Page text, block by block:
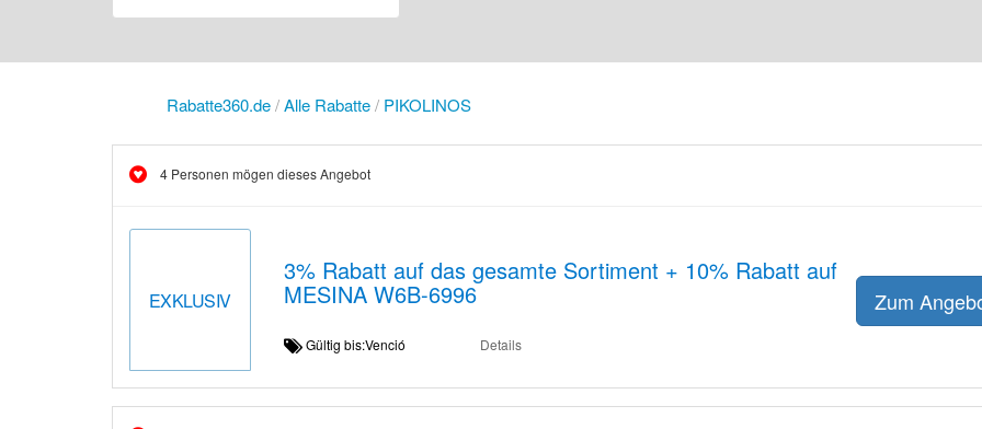
Rabatte360.de/Alle Rabatte/ PIKOLINOS
4 Personen mögen dieses Angebot
EXKLUSIV
3% Rabatt auf das gesamte Sortiment + 10% Rabatt auf
MESINA W6B-6996
Gültig bis:Venció Details
Zum